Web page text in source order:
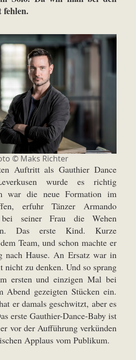
© Maks Richter
Auftritt als Gauthier Dance
wurde es richtig
war die neue Formation im
erfuhr Tänzer Armando
seiner Frau die Wehen
Das erste Kind. Kurze
Team, und schon machte er
nach Hause. An Ersatz war in
nicht zu denken. Und so sprang
ersten und einzigen Mal bei
Abend gezeigten Stücken ein.
er damals geschwitzt, aber es
erste Gauthier-Dance-Baby ist
vor der Aufführung verkünden
Applaus vom Publikum.